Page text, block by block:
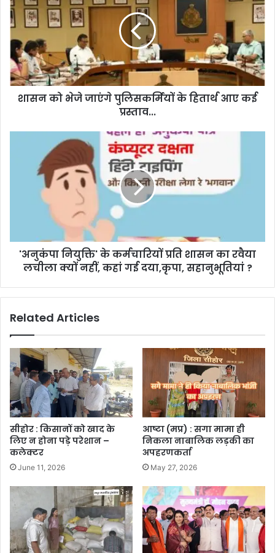
E
m
l
a
d
शासन को भेजे जाएंगे पुलिसकर्मियों के हितार्थ आए कई
प्रस्ताव...
'अनुकंपा नियुक्ति' के कर्मचारियों प्रति शासन का रवैया
लचीला क्यों नहीं, कहां गई दया,कृपा, सहानुभूतियां ?
Related Articles
सीहोर : किसानों को खाद के
लिए न होना पड़े परेशान –
कलेक्टर
June 11, 2026
आष्टा (मप्र) : सगा मामा ही
निकला नाबालिक लड़की का
अपहरणकर्ता
May 27, 2026